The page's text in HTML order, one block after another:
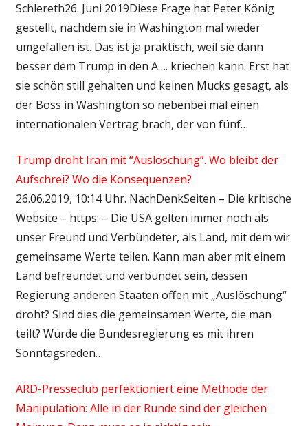
Schlereth26. Juni 2019Diese Frage hat Peter König
gestellt, nachdem sie in Washington mal wieder
umgefallen ist. Das ist ja praktisch, weil sie dann
besser dem Trump in den A…. kriechen kann. Erst hat
sie schön still gehalten und keinen Mucks gesagt, als
der Boss in Washington so nebenbei mal einen
internationalen Vertrag brach, der von fünf…
Trump droht Iran mit “Auslöschung”. Wo bleibt der
Aufschrei? Wo die Konsequenzen?
26.06.2019, 10:14 Uhr. NachDenkSeiten – Die kritische
Website – https: – Die USA gelten immer noch als
unser Freund und Verbündeter, als Land, mit dem wir
gemeinsame Werte teilen. Kann man aber mit einem
Land befreundet und verbündet sein, dessen
Regierung anderen Staaten offen mit „Auslöschung“
droht? Sind dies die gemeinsamen Werte, die man
teilt? Würde die Bundesregierung es mit ihren
Sonntagsreden…
ARD-Presseclub perfektioniert eine Methode der
Manipulation: Alle in der Runde sind der gleichen